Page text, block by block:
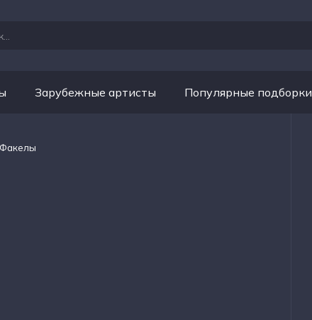
Зарубежные артисты Популярные подборки
Факелы